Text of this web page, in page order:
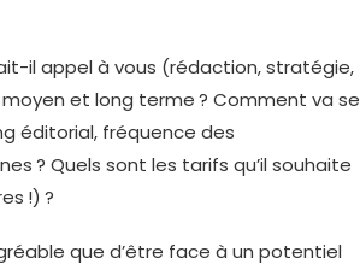
il appel à vous (rédaction, stratégie,
et long terme ? Comment va se
éditorial, fréquence des
? Quels sont les tarifs qu’il souhaite
!) ?
que d’être face à un potentiel